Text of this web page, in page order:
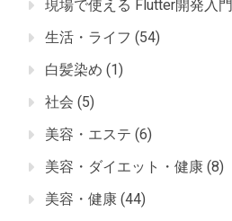
現場で使える Flutter開発入門
生活・ライフ (54)
白髪染め (1)
社会 (5)
美容・エステ (6)
美容・ダイエット・健康 (8)
美容・健康 (44)